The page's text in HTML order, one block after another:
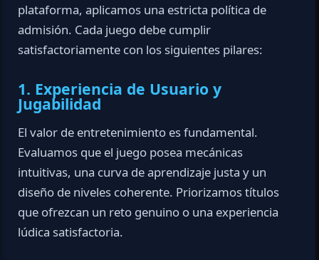
plataforma, aplicamos una estricta política de
admisión. Cada juego debe cumplir
satisfactoriamente con los siguientes pilares:
1. Experiencia de Usuario y
Jugabilidad
El valor de entretenimiento es fundamental.
Evaluamos que el juego posea mecánicas
intuitivas, una curva de aprendizaje justa y un
diseño de niveles coherente. Priorizamos títulos
que ofrezcan un reto genuino o una experiencia
lúdica satisfactoria.